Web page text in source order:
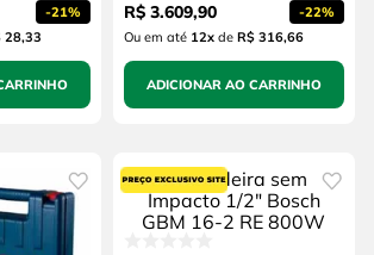
-21%
28,33
R$ 3.609,90 -22%
Ou em até 12xde R$ 316,66
ADICIONAR AO CARRINHO